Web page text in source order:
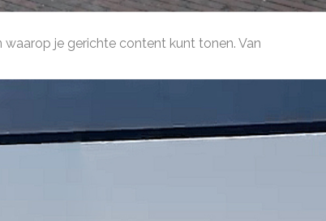
je gerichte content kunt tonen. Van
op je kassawand schermen ervaren